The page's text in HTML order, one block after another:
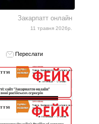
Закарпатт онлайн
11 травня 2026р.
Переслати